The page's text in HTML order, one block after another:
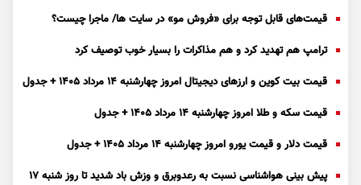
قیمت‌های قابل توجه برای «فروش مو» در سایت ها/ ماجرا چیست؟
ترامپ هم تهدید کرد و هم مذاکرات را بسیار خوب توصیف کرد
قیمت بیت کوین و ارز‌های دیجیتال امروز چهارشنبه ۱۴ مرداد ۱۴۰۵ + جدول
قیمت سکه و طلا امروز چهارشنبه ۱۴ مرداد ۱۴۰۵ + جدول
قیمت دلار و قیمت یورو امروز چهارشنبه ۱۴ مرداد ۱۴۰۵ + جدول
پیش بینی هواشناسی نسبت به رعدوبرق و وزش باد شدید تا روز شنبه ۱۷